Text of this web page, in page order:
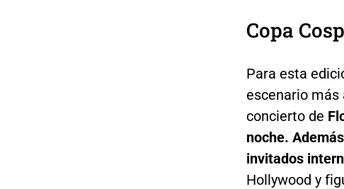
Copa
Para esta
escenario más
concierto de
noche.
invitados
Hollywood y